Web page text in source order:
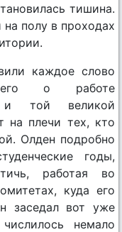
тишина.
полу в проходах
каждое слово
о работе
и той великой
на плечи тех, кто
Олден подробно
годы,
работая во
куда его
заседал вот уже
немало